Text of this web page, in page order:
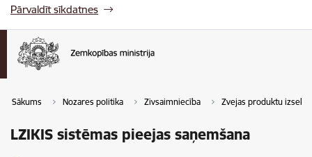
Pārvaldīt sīkdatnes
Sākums Nozares politika Zivsaimniecība Zvejas produktu
LZIKIS sistēmas pieejas saņemšana